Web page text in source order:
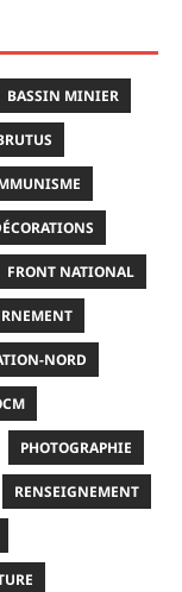
BASSIN MINIER
FRONT NATIONAL
NORD
PHOTOGRAPHIE
RENSEIGNEMENT